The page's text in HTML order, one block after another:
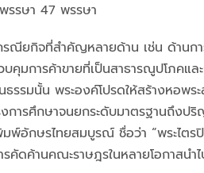
รรษา 47 พรรษา
ณียกิจที่สำคัญหลายด้าน เช่น ด้านก
คุมการค้าขายที่เป็นสาธารณูปโภคแล
รรมนั้น พระองค์โปรดให้สร้างหอพร
การศึกษาจนยกระดับมาตรฐานถึง
อักษรไทยสมบูรณ์ ชื่อว่า “พระไตร
รคัดค้านคณะราษฎรในหลายโอกาสน